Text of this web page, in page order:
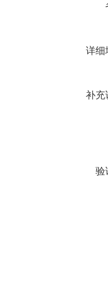
详细
补充
验